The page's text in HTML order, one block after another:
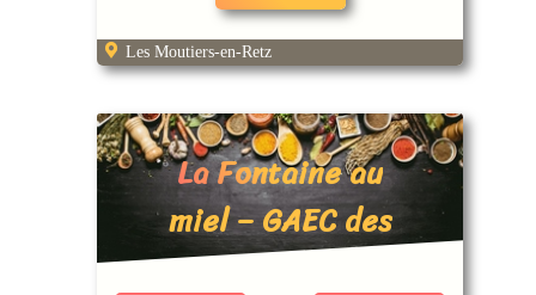
Les Moutiers-en-Retz
La Fontaine au
miel – GAEC des
Brissets